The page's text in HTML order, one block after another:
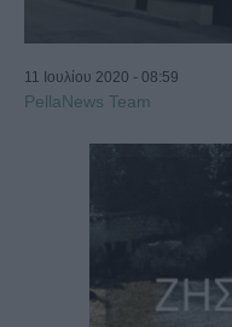
11 Ιουλίου 2020 - 08:59
PellaNews Team